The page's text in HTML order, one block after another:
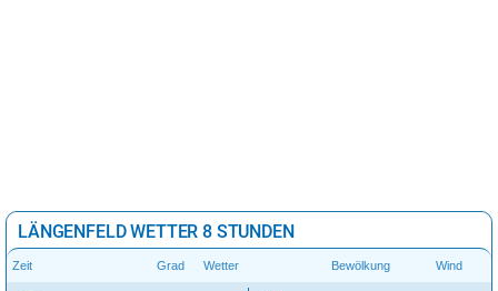
LÄNGENFELD WETTER 8 STUNDEN
Zeit Grad Wetter Bewölkung Wind